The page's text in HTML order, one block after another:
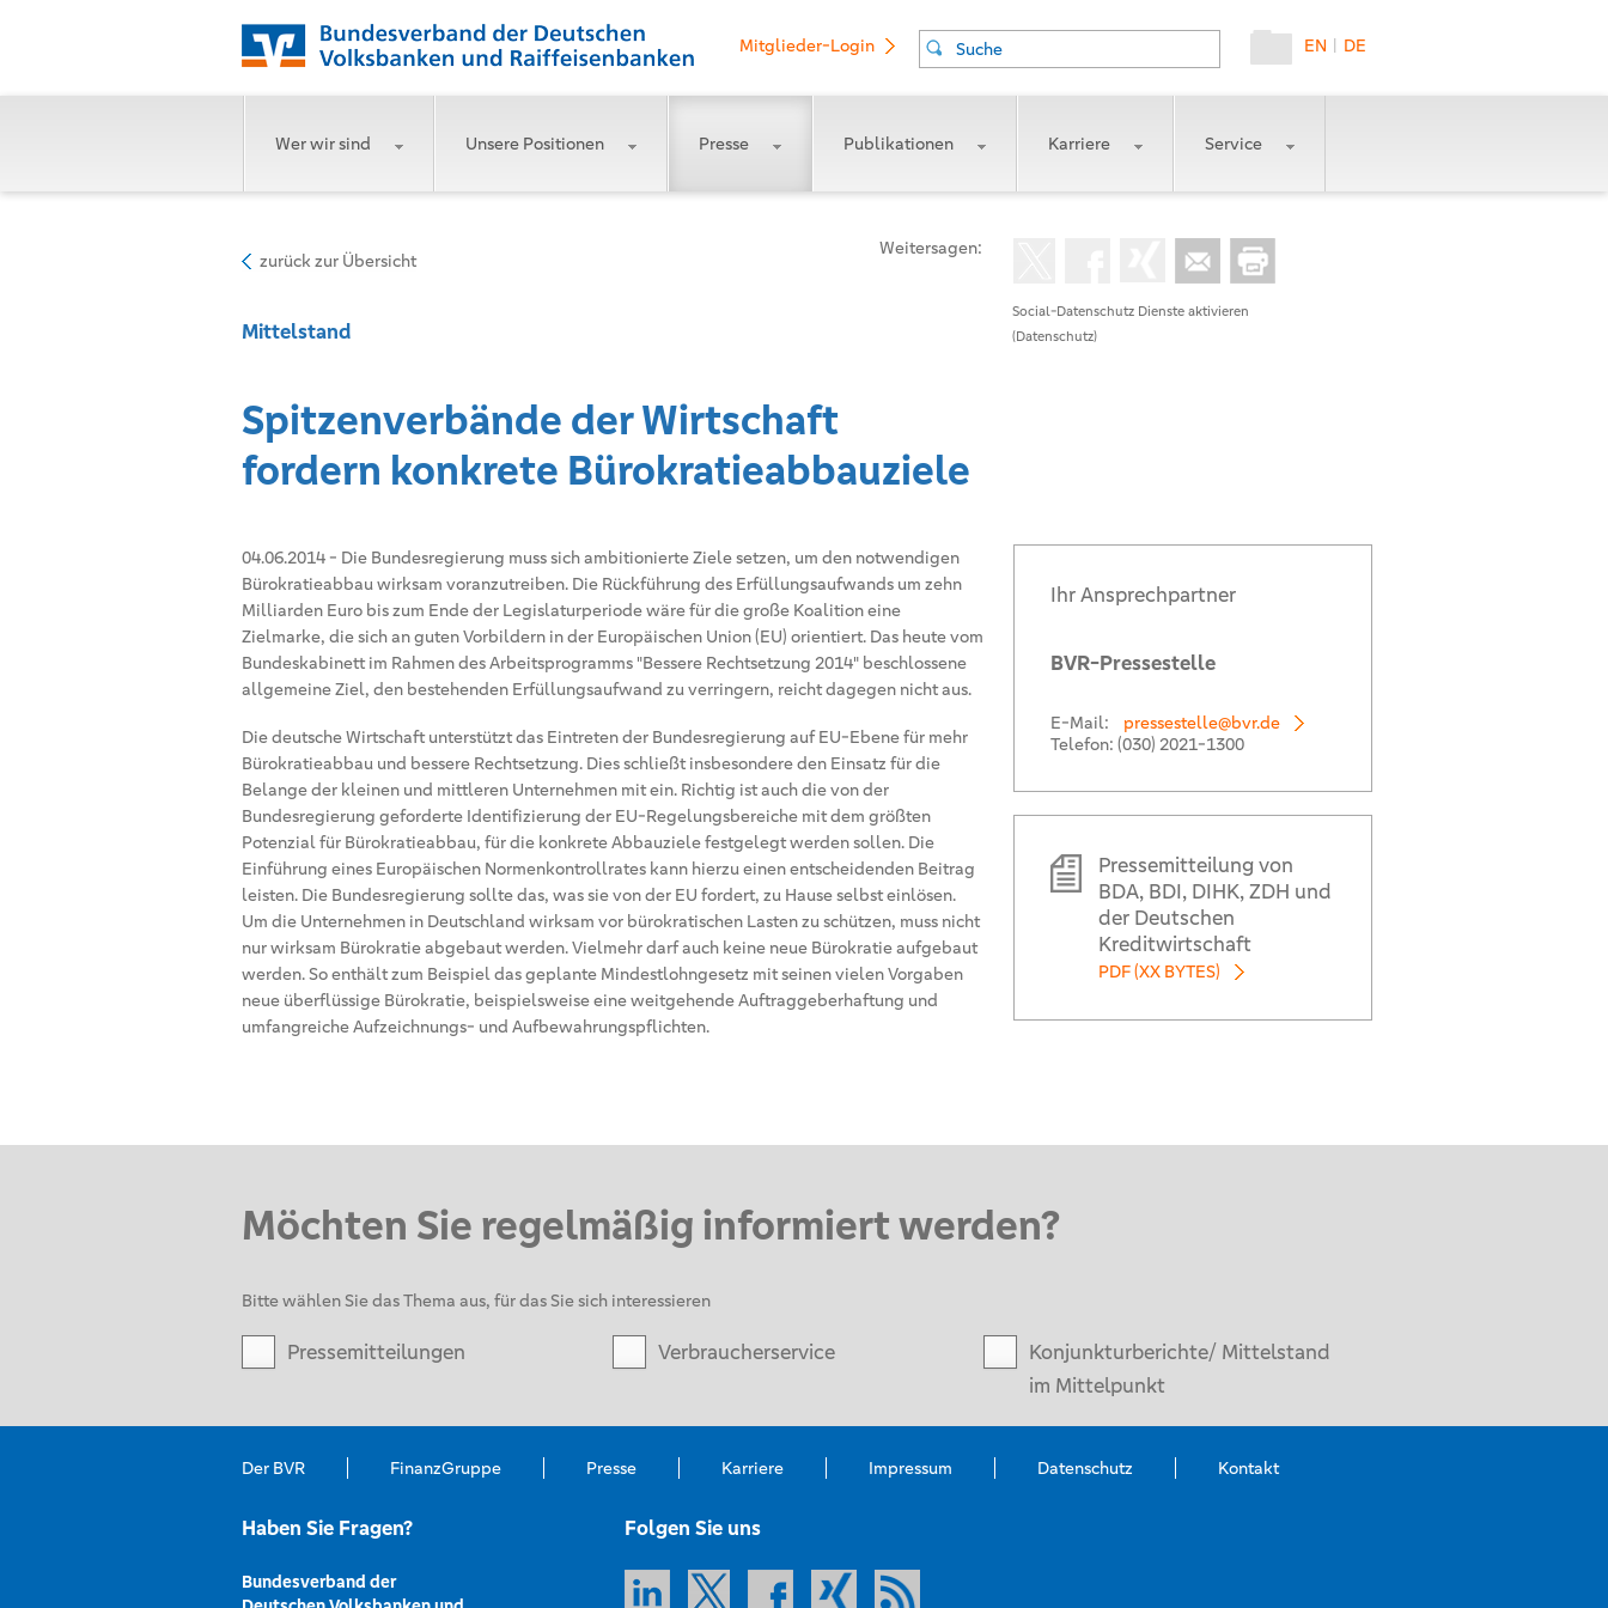
DE
|
EN
Suche
Mitglieder-Login
Wer wir sind Unsere Positionen Presse Publikationen Karriere Service
Social-Datenschutz Dienste aktivieren
(Datenschutz)
Weitersagen:
zurück zur Übersicht
Mittelstand
Spitzenverbände der Wirtschaft
fordern konkrete Bürokratieabbauziele
04.06.2014 - Die Bundesregierung muss sich ambitionierte Ziele setzen, um den notwendigen
Bürokratieabbau wirksam voranzutreiben. Die Rückführung des Erfüllungsaufwands um zehn
Milliarden Euro bis zum Ende der Legislaturperiode wäre für die große Koalition eine
Zielmarke, die sich an guten Vorbildern in der Europäischen Union (EU) orientiert. Das heute vom
Bundeskabinett im Rahmen des Arbeitsprogramms "Bessere Rechtsetzung 2014" beschlossene
allgemeine Ziel, den bestehenden Erfüllungsaufwand zu verringern, reicht dagegen nicht aus.
Die deutsche Wirtschaft unterstützt das Eintreten der Bundesregierung auf EU-Ebene für mehr
Bürokratieabbau und bessere Rechtsetzung. Dies schließt insbesondere den Einsatz für die
Belange der kleinen und mittleren Unternehmen mit ein. Richtig ist auch die von der
Bundesregierung geforderte Identifizierung der EU-Regelungsbereiche mit dem größten
Potenzial für Bürokratieabbau, für die konkrete Abbauziele festgelegt werden sollen. Die
Einführung eines Europäischen Normenkontrollrates kann hierzu einen entscheidenden Beitrag
leisten. Die Bundesregierung sollte das, was sie von der EU fordert, zu Hause selbst einlösen.
Um die Unternehmen in Deutschland wirksam vor bürokratischen Lasten zu schützen, muss nicht
nur wirksam Bürokratie abgebaut werden. Vielmehr darf auch keine neue Bürokratie aufgebaut
werden. So enthält zum Beispiel das geplante Mindestlohngesetz mit seinen vielen Vorgaben
neue überflüssige Bürokratie, beispielsweise eine weitgehende Auftraggeberhaftung und
umfangreiche Aufzeichnungs- und Aufbewahrungspflichten.
Ihr Ansprechpartner
BVR-Pressestelle
E-Mail:
pressestelle@bvr.de
Telefon: (030) 2021-1300
Pressemitteilung von
BDA, BDI, DIHK, ZDH und
der Deutschen
Kreditwirtschaft
PDF (XX BYTES)
Möchten Sie regelmäßig informiert werden?
Bitte wählen Sie das Thema aus, für das Sie sich interessieren
Pressemitteilungen Verbraucherservice
Konjunkturberichte/ Mittelstand
im Mittelpunkt
Der BVR FinanzGruppe Presse Karriere Impressum Datenschutz Kontakt
Haben Sie Fragen?
Bundesverband der
Folgen Sie uns